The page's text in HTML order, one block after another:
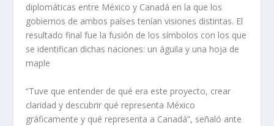
diplomáticas entre México y Canadá en la que los
gobiernos de ambos países tenían visiones distintas. El
resultado final fue la fusión de los símbolos con los que
se identifican dichas naciones: un águila y una hoja de
maple
“Tuve que entender de qué era este proyecto, crear
claridad y descubrir qué representa México
gráficamente y qué representa a Canadá”, señaló ante